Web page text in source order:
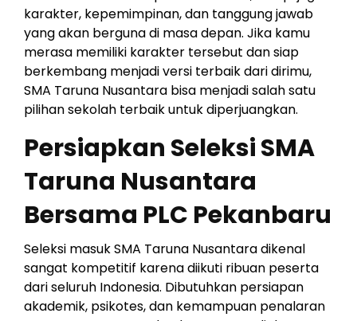
karakter, kepemimpinan, dan tanggung jawab
yang akan berguna di masa depan. Jika kamu
merasa memiliki karakter tersebut dan siap
berkembang menjadi versi terbaik dari dirimu,
SMA Taruna Nusantara bisa menjadi salah satu
pilihan sekolah terbaik untuk diperjuangkan.
Persiapkan Seleksi SMA
Taruna Nusantara
Bersama PLC Pekanbaru
Seleksi masuk SMA Taruna Nusantara dikenal
sangat kompetitif karena diikuti ribuan peserta
dari seluruh Indonesia. Dibutuhkan persiapan
akademik, psikotes, dan kemampuan penalaran